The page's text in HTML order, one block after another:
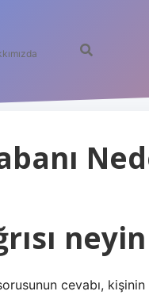
cevabı,